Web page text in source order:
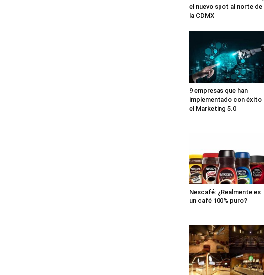
el nuevo spot al norte de
la CDMX
9 empresas que han
implementado con éxito
el Marketing 5.0
Nescafé: ¿Realmente es
un café 100% puro?